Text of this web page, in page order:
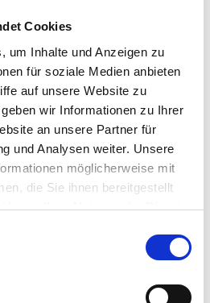
Cookies
um Inhalte und Anzeigen zu
für soziale Medien anbieten
auf unsere Website zu
wir Informationen zu Ihrer
an unsere Partner für
und Analysen weiter. Unsere
möglicherweise mit
die Sie ihnen bereitgestellt
Ihrer Nutzung der Dienste
Erkrankungen, die
Wundheilung
wie Diabetes
(Blutarmut), arterielle
und
(Venenschwäche)
Wundbereich. Die
Versorgung der